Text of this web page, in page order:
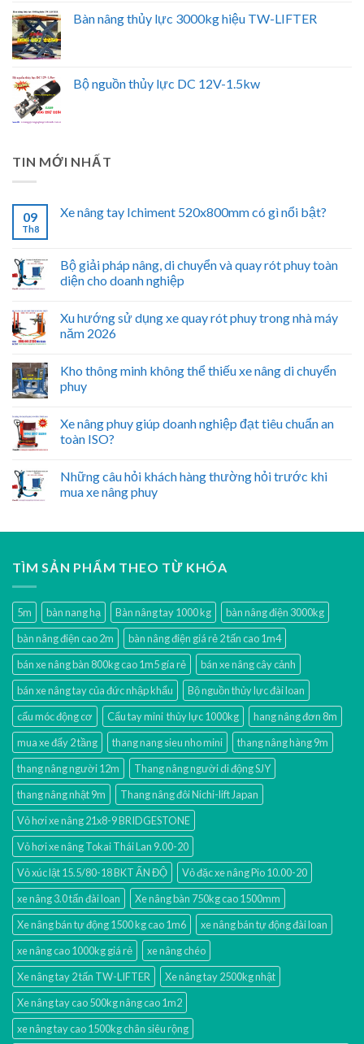
Bàn nâng thủy lực 3000kg hiệu TW-LIFTER
Bộ nguồn thủy lực DC 12V-1.5kw
TIN MỚI NHẤT
09
Th8
Xe nâng tay Ichiment 520x800mm có gì nổi bật?
Bộ giải pháp nâng, di chuyển và quay rót phuy toàn
diện cho doanh nghiệp
Xu hướng sử dụng xe quay rót phuy trong nhà máy
năm 2026
Kho thông minh không thể thiếu xe nâng di chuyển
phuy
Xe nâng phuy giúp doanh nghiệp đạt tiêu chuẩn an
toàn ISO?
Những câu hỏi khách hàng thường hỏi trước khi
mua xe nâng phuy
TÌM SẢN PHẨM THEO TỪ KHÓA
5m bàn nang hạ Bàn nâng tay 1000 kg
bàn nâng điện 3000kg
bàn nâng điện cao 2m
bàn nâng điện giá rẻ 2 tấn cao 1m4
bán xe nâng bàn 800kg cao 1m5 gía rẻ
bán xe nâng cây cảnh
bán xe nâng tay của đức nhập khẩu
Bộ nguồn thủy lực đài loan
cẩu móc động cơ
Cẩu tay mini thủy lực 1000kg
hang nâng đơn 8m
mua xe đẩy 2 tầng
thang nang sieu nho mini
thang nâng hàng 9m
thang nâng người 12m
Thang nâng người di động SJY
thang nâng nhật 9m
Thang nâng đôi Nichi-lift Japan
Vỏ hơi xe nâng 21x8-9 BRIDGESTONE
Vỏ hơi xe nâng Tokai Thái Lan 9.00-20
Vỏ xúc lật 15.5/80-18 BKT ẤN ĐỘ
Vỏ đặc xe nâng Pio 10.00-20
xe nâng 3.0 tấn đài loan
Xe nâng bàn 750kg cao 1500mm
Xe nâng bán tự động 1500 kg cao 1m6
xe nâng bán tự động đài loan
xe nâng cao 1000kg giá rẻ
xe nâng chéo
Xe nâng tay 2 tấn TW-LIFTER
Xe nâng tay 2500kg nhật
Xe nâng tay cao 500kg nâng cao 1m2
xe nâng tay cao 1500kg chân siêu rộng